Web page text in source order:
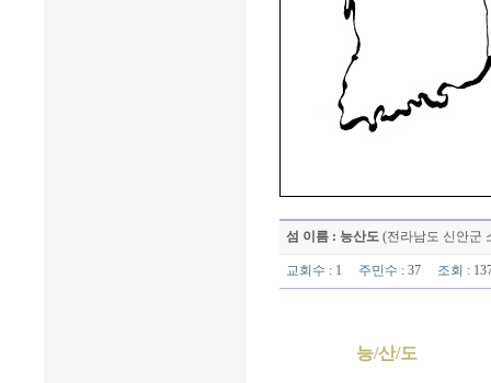
섬 이름 : 능산도 (전라남도 신안군
교회수 : 1 주민수 : 37 조회 :
능/산/도